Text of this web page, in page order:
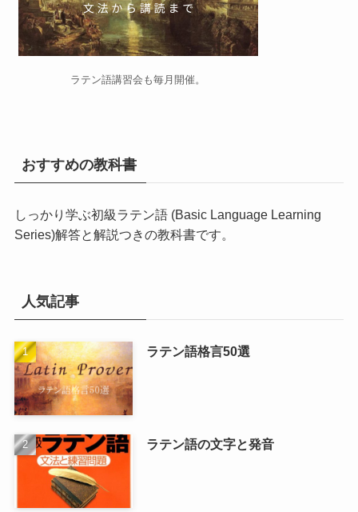
ラテン語講習会 も毎月開催。
おすすめの教科書
しっかり学ぶ初級ラテン語 (Basic Language Learning
Series)解答と解説つきの教科書です。
人気記事
ラテン語格言50選
ラテン語の文字と発音